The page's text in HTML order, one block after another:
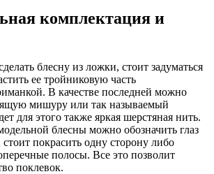
комплектация и
блесну из ложки, стоит задуматься
ее тройниковую часть
В качестве последней можно
мишуру или так называемый
для этого также яркая шерстяная нить.
блесны можно обозначить глаз
покрасить одну сторону либо
полосы. Все это позволит
поклевок.